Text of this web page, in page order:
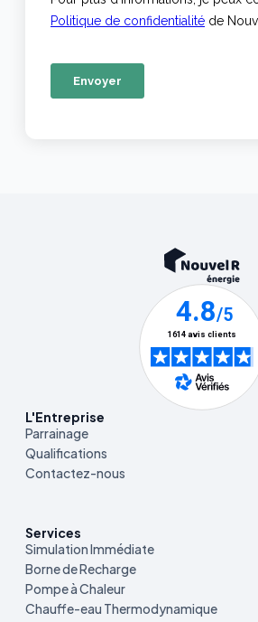
L'Entreprise
Parrainage
Qualifications
Contactez-nous
Services
Simulation Immédiate
Borne de Recharge
Pompe à Chaleur
Chauffe-eau Thermodynamique